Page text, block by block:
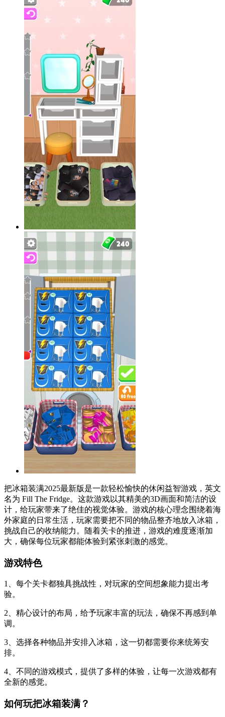
把冰箱装满2025最新版是一款轻松愉快的休闲益智游戏，英文
名为 Fill The Fridge。这款游戏以其精美的3D画面和简洁的设
计，给玩家带来了绝佳的视觉体验。游戏的核心理念围绕着海
外家庭的日常生活，玩家需要把不同的物品整齐地放入冰箱，
挑战自己的收纳能力。随着关卡的推进，游戏的难度逐渐加
大，确保每位玩家都能体验到紧张刺激的感觉。
游戏特色
1、每个关卡都独具挑战性，对玩家的空间想象能力提出考
验。
2、精心设计的布局，给予玩家丰富的玩法，确保不再感到单
调。
3、选择各种物品并安排入冰箱，这一切都需要你来统筹安
排。
4、不同的游戏模式，提供了多样的体验，让每一次游戏都有
全新的感觉。
如何玩把冰箱装满？